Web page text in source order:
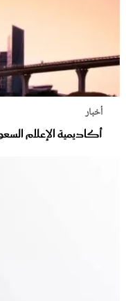
أخبار
أكاديمية الإعلام